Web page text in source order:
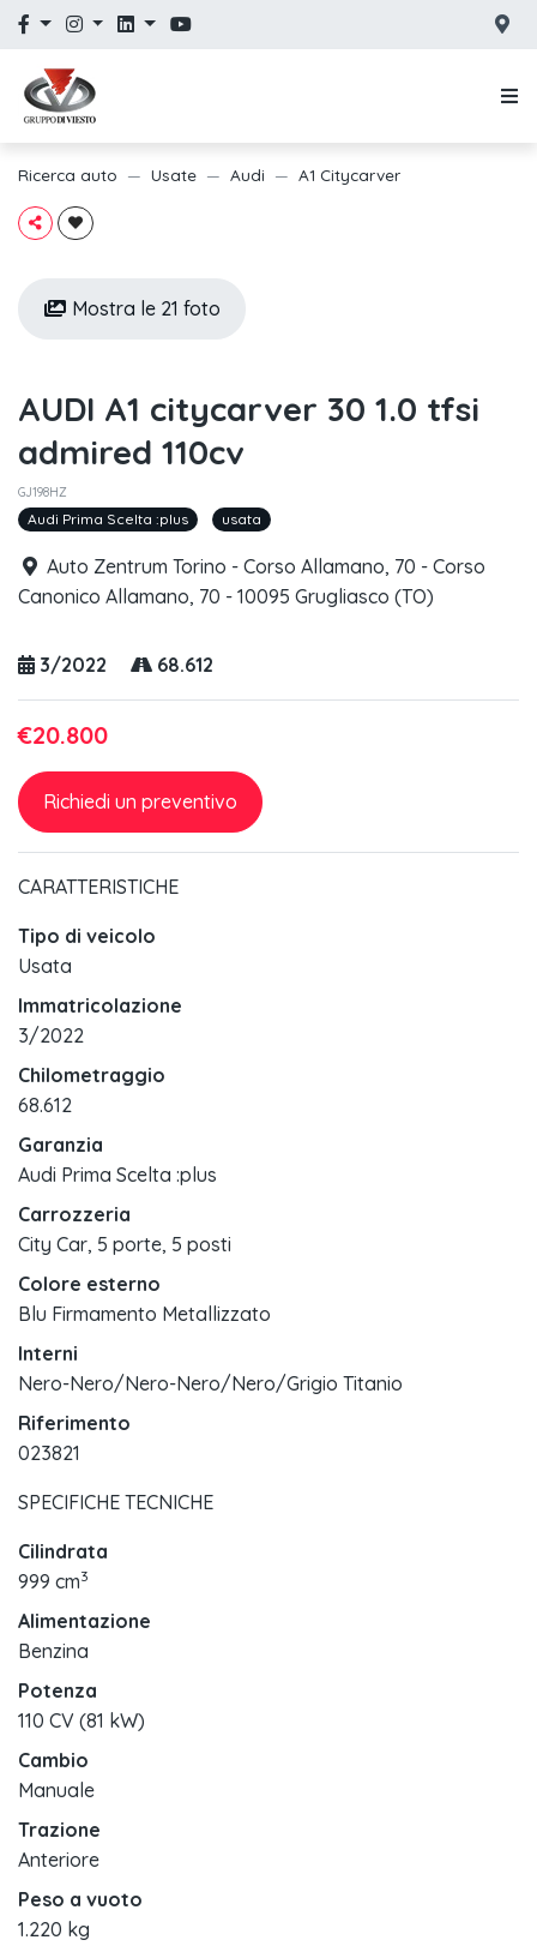
Ricerca auto Usate Audi A1 Citycarver
Mostra le 21 foto
AUDI A1 citycarver 30 1.0 tfsi
admired 110cv
GJ198HZ
Audi Prima Scelta :plus usata
Auto Zentrum Torino - Corso Allamano, 70 - Corso
Canonico Allamano, 70 - 10095 Grugliasco (TO)
3/2022 68.612
€20.800
Richiedi un preventivo
CARATTERISTICHE
Tipo di veicolo
Usata
Immatricolazione
3/2022
Chilometraggio
68.612
Garanzia
Audi Prima Scelta :plus
Carrozzeria
City Car, 5 porte, 5 posti
Colore esterno
Blu Firmamento Metallizzato
Interni
Nero-Nero/Nero-Nero/Nero/Grigio Titanio
Riferimento
023821
SPECIFICHE TECNICHE
Cilindrata
999 cm3
Alimentazione
Benzina
Potenza
110 CV (81 kW)
Cambio
Manuale
Trazione
Anteriore
Peso a vuoto
1.220 kg